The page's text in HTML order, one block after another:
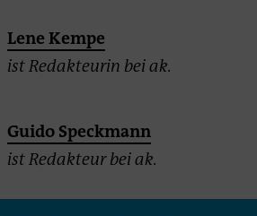
Lene Kempe
ist Redakteurin bei ak.
Guido Speckmann
ist Redakteur bei ak.